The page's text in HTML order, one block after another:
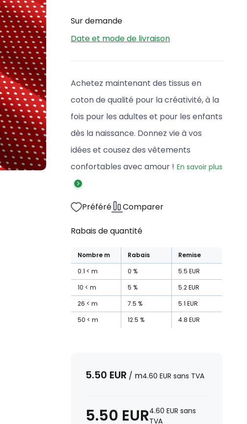
Sur demande
Date et mode de livraison
Achetez maintenant des tissus en
coton de qualité pour la créativité, à la
fois pour les adultes et pour les enfants
dès la naissance. Donnez vie à vos
idées et cousez des vêtements
confortables avec amour ! En savoir plus
Préféré Comparer
Rabais de quantité
Nombre m Rabais
Remise
0.1
m 0 % 5.5 EUR
10
m 5 % 5.2EUR
26
m 7.5 % 5.1 EUR
50
m 12.5 % 4.8 EUR
5.50 EUR / m4.60 EUR sans TVA
5.50 EUR4.60 EUR sans
TVA